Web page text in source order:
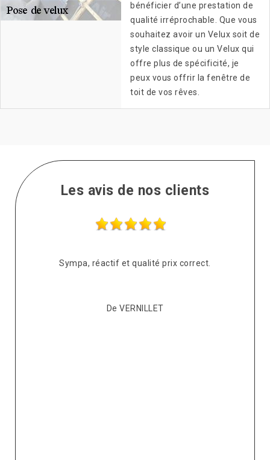
bénéficier d’une prestation de
qualité irréprochable. Que vous
souhaitez avoir un Velux soit de
style classique ou un Velux qui
offre plus de spécificité, je
peux vous offrir la fenêtre de
toit de vos rêves.
Les avis de nos clients
Sympa, réactif et qualité prix correct.
De VERNILLET